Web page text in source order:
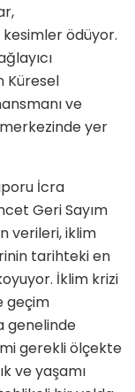
kesimler ödüyor.
Küresel
ve
merkezinde yer
İcra
Geri Sayım
verileri, iklim
tarihteki en
İklim krizi
geçim
genelinde
gerekli ölçekte
ve yaşamı